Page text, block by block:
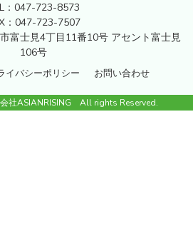
：047-723-8573
：047-723-7507
富士見4丁目11番10号 アセント富士見
106号
イバシーポリシー お問い合わせ
社ASIANRISING All rights Reserved.